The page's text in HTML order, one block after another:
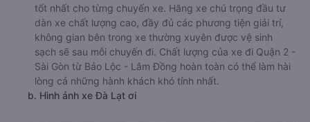
tốt nhất cho từng chuyến xe. Hãng xe chú trọng đầu tư
dàn xe chất lượng cao, đầy đủ các phương tiện giải trí,
không gian bên trong xe thường xuyên được vệ sinh
sạch sẽ sau mỗi chuyến đi. Chất lượng của xe đi Quận 2 -
Sài Gòn từ Bảo Lộc - Lâm Đồng hoàn toàn có thể làm hài
lòng cả những hành khách khó tính nhất.
b. Hình ảnh xe Đà Lạt ơi